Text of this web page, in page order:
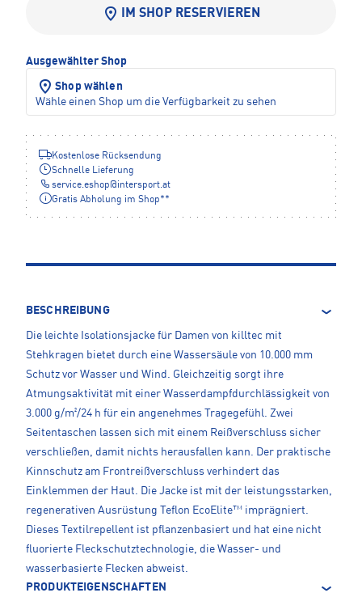
IM SHOP RESERVIEREN
Ausgewählter Shop
Shop wählen
Wähle einen Shop um die Verfügbarkeit zu sehen
Kostenlose Rücksendung
Schnelle Lieferung
service.eshop@intersport.at
Gratis Abholung im Shop**
BESCHREIBUNG
Die leichte Isolationsjacke für Damen von killtec mit
Stehkragen bietet durch eine Wassersäule von 10.000 mm
Schutz vor Wasser und Wind. Gleichzeitig sorgt ihre
Atmungsaktivität mit einer Wasserdampfdurchlässigkeit von
3.000 g/m²/24 h für ein angenehmes Tragegefühl. Zwei
Seitentaschen lassen sich mit einem Reißverschluss sicher
verschließen, damit nichts herausfallen kann. Der praktische
Kinnschutz am Frontreißverschluss verhindert das
Einklemmen der Haut. Die Jacke ist mit der leistungsstarken,
regenerativen Ausrüstung Teflon EcoElite™ imprägniert.
Dieses Textilrepellent ist pflanzenbasiert und hat eine nicht
fluorierte Fleckschutztechnologie, die Wasser- und
wasserbasierte Flecken abweist.
PRODUKTEIGENSCHAFTEN